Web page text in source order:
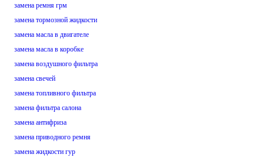
замена ремня грм
замена тормозной жидкости
замена масла в двигателе
замена масла в коробке
замена воздушного фильтра
замена свечей
замена топливного фильтра
замена фильтра салона
замена антифриза
замена приводного ремня
замена жидкости гур